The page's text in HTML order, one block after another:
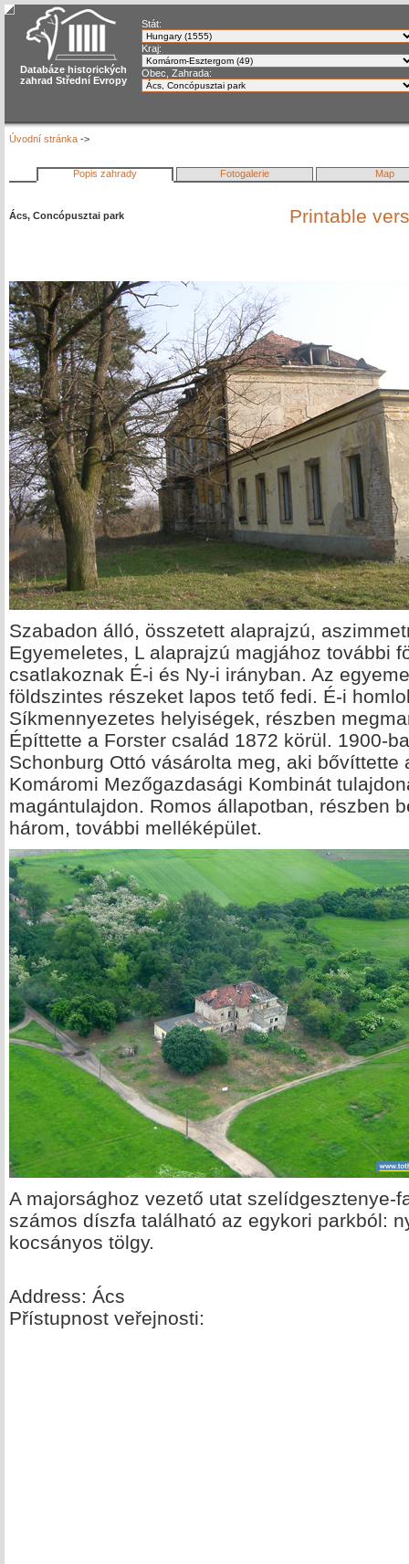
Databáze historických
zahrad Střední Evropy
Stát:
Kraj:
Obec, Zahrada:
Úvodní stránka ->
Popis zahrady Fotogalerie Map
Ács, Concópusztai park Printable
Szabadon álló, összetett alaprajzú,
Egyemeletes, L alaprajzú magjához további
csatlakoznak É-i és Ny-i irányban. Az
földszintes részeket lapos tető fedi. É-i
Síkmennyezetes helyiségek, részben
Építtette a Forster család 1872 körül. 1900-
Schonburg Ottó vásárolta meg, aki bővíttette
Komáromi Mezőgazdasági Kombinát
magántulajdon. Romos állapotban, részben
három, további melléképület.
A majorsághoz vezető utat szelídgesztenye-
számos díszfa található az egykori parkból:
kocsányos tölgy.
Address: Ács
Přístupnost veřejnosti: